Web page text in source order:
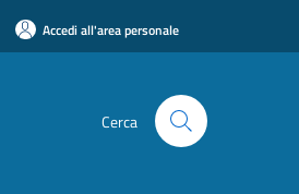
Accedi all'area personale
Cerca